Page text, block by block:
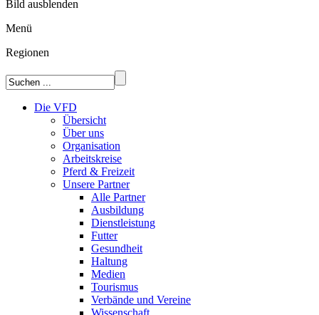
Bild ausblenden
Menü
Regionen
Die VFD
Übersicht
Über uns
Organisation
Arbeitskreise
Pferd & Freizeit
Unsere Partner
Alle Partner
Ausbildung
Dienstleistung
Futter
Gesundheit
Haltung
Medien
Tourismus
Verbände und Vereine
Wissenschaft